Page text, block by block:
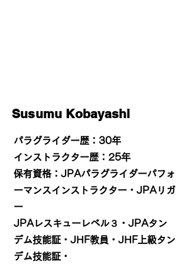
Susumu Kobayashi
パラグライダー歴：30年
​インストラクター歴：25年
保有資格：JPAパラグライダーパフォ
ーマンスインストラクター・JPAリガ
ー
JPAレスキューレベル３・JPAタン
デム技能証・JHF教員・JHF上級タン
デム技能証・